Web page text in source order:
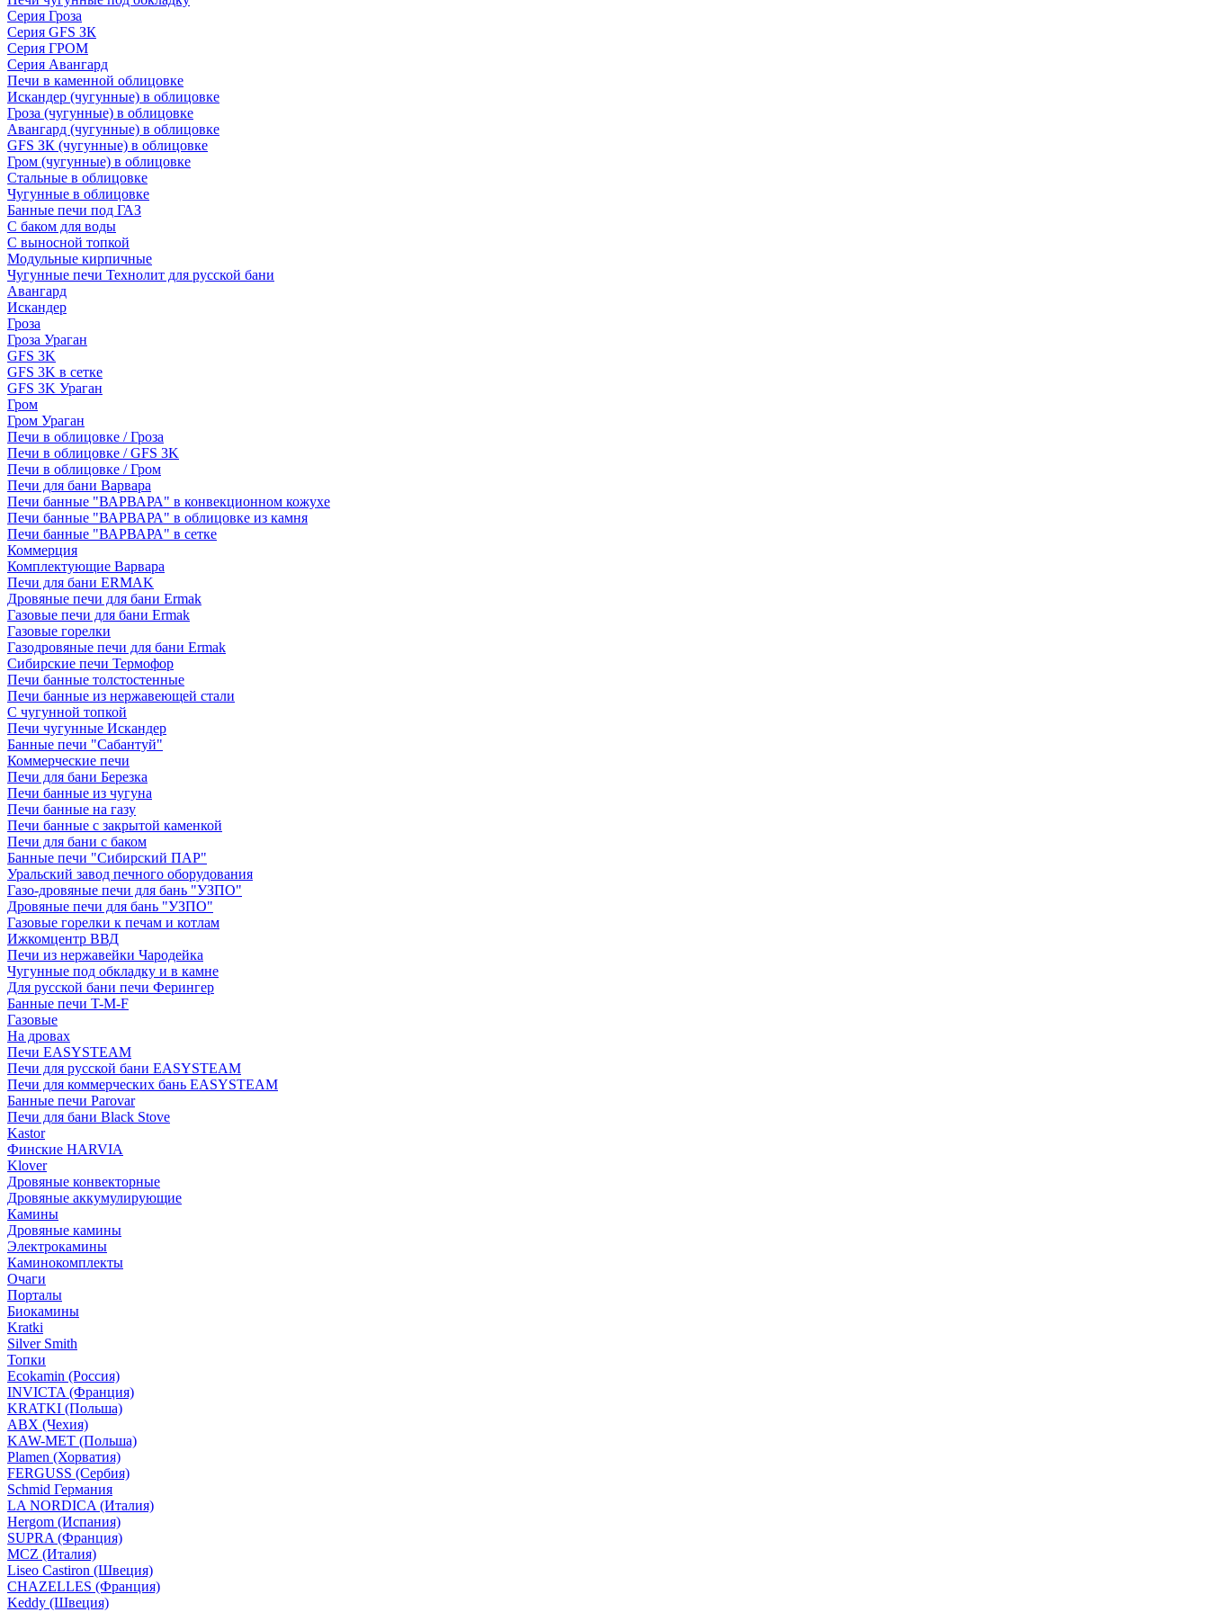
Серия Гроза
Серия GFS ЗК
Серия ГРОМ
Серия Авангард
Печи в каменной облицовке
Искандер (чугунные) в облицовке
Гроза (чугунные) в облицовке
Авангард (чугунные) в облицовке
GFS ЗК (чугунные) в облицовке
Гром (чугунные) в облицовке
Стальные в облицовке
Чугунные в облицовке
Банные печи под ГАЗ
С баком для воды
С выносной топкой
Модульные кирпичные
Чугунные печи Технолит для русской бани
Авангард
Искандер
Гроза
Гроза Ураган
GFS 3K
GFS 3K в сетке
GFS 3K Ураган
Гром
Гром Ураган
Печи в облицовке / Гроза
Печи в облицовке / GFS 3K
Печи в облицовке / Гром
Печи для бани Варвара
Печи банные "ВАРВАРА" в конвекционном кожухе
Печи банные "ВАРВАРА" в облицовке из камня
Печи банные "ВАРВАРА" в сетке
Коммерция
Комплектующие Варвара
Печи для бани ERMAK
Дровяные печи для бани Ermak
Газовые печи для бани Ermak
Газовые горелки
Газодровяные печи для бани Ermak
Сибирские печи Термофор
Печи банные толстостенные
Печи банные из нержавеющей стали
С чугунной топкой
Печи чугунные Искандер
Банные печи "Сабантуй"
Коммерческие печи
Печи для бани Березка
Печи банные из чугуна
Печи банные на газу
Печи банные с закрытой каменкой
Печи для бани с баком
Банные печи "Сибирский ПАР"
Уральский завод печного оборудования
Газо-дровяные печи для бань "УЗПО"
Дровяные печи для бань "УЗПО"
Газовые горелки к печам и котлам
Ижкомцентр ВВД
Печи из нержавейки Чародейка
Чугунные под обкладку и в камне
Для русской бани печи Ферингер
Банные печи T-M-F
Газовые
На дровах
Печи EASYSTEAM
Печи для русской бани EASYSTEAM
Печи для коммерческих бань EASYSTEAM
Банные печи Parovar
Печи для бани Black Stove
Kastor
Финские HARVIA
Klover
Дровяные конвекторные
Дровяные аккумулирующие
Камины
Дровяные камины
Электрокамины
Каминокомплекты
Очаги
Порталы
Биокамины
Kratki
Silver Smith
Топки
Ecokamin (Россия)
INVICTA (Франция)
KRATKI (Польша)
ABX (Чехия)
KAW-MET (Польша)
Plamen (Хорватия)
FERGUSS (Сербия)
Schmid Германия
LA NORDICA (Италия)
Hergom (Испания)
SUPRA (Франция)
MCZ (Италия)
Liseo Castiron (Швеция)
CHAZELLES (Франция)
Keddy (Швеция)